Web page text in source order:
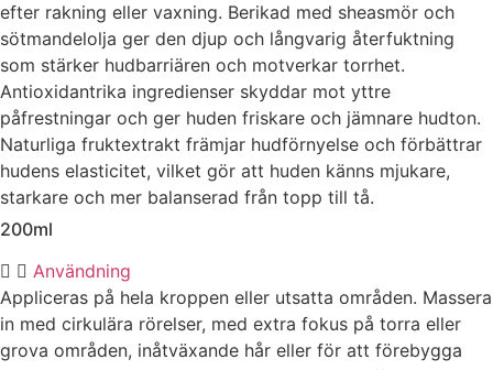
efter rakning eller vaxning. Berikad med sheasmör och
sötmandelolja ger den djup och långvarig återfuktning
som stärker hudbarriären och motverkar torrhet.
Antioxidantrika ingredienser skyddar mot yttre
påfrestningar och ger huden friskare och jämnare hudton.
Naturliga fruktextrakt främjar hudförnyelse och förbättrar
hudens elasticitet, vilket gör att huden känns mjukare,
starkare och mer balanserad från topp till tå.
200ml
Användning
Appliceras på hela kroppen eller utsatta områden. Massera
in med cirkulära rörelser, med extra fokus på torra eller
grova områden, inåtväxande hår eller för att förebygga